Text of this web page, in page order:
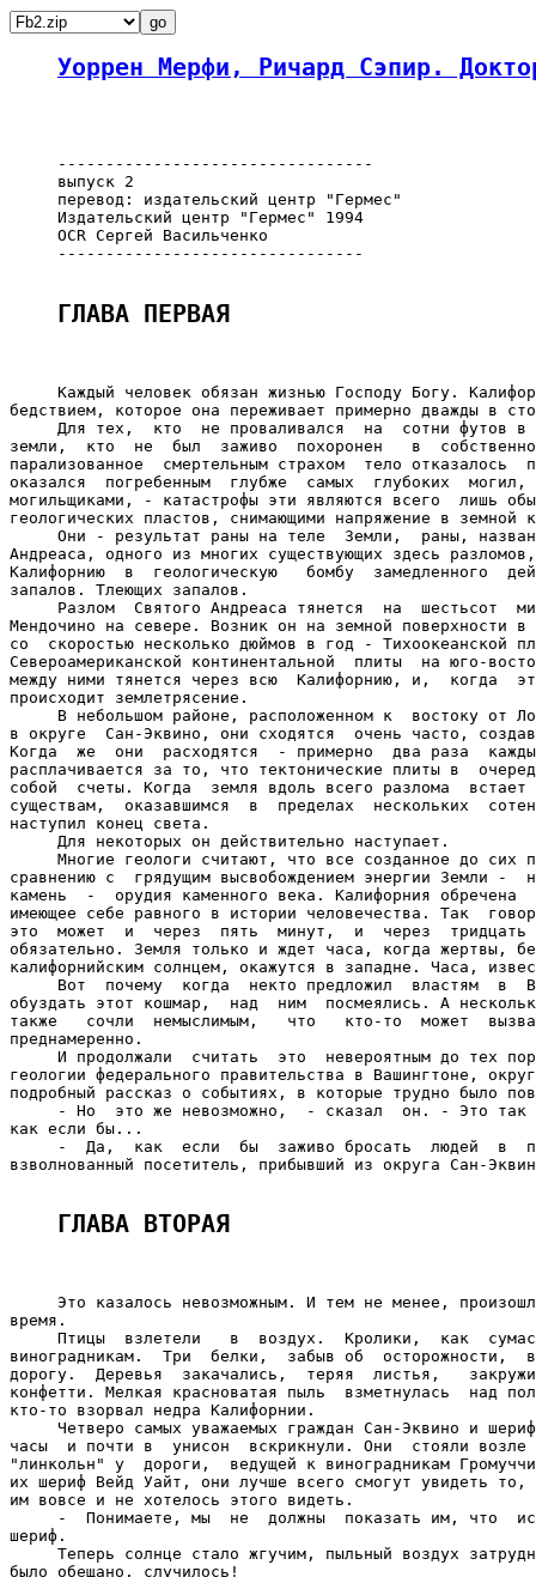
Уоррен Мерфи, Ричард Сэпир.
     ---------------------------------
     выпуск 2
     перевод: издательский центр "Гермес"
     Издательский центр "Гермес" 1994
     OCR Сергей Васильченко
     --------------------------------
ГЛАВА ПЕРВАЯ
Каждый человек обязан жизнью Господу Богу.
бедствием, которое она переживает примерно дважды в
Для тех,  кто  не проваливался  на  сотни футов в
земли,  кто  не  был  заживо  похоронен   в
парализованное  смертельным страхом  тело отказалось
оказался  погребенным  глубже  самых  глубоких
могильщиками, - катастрофы эти являются всего  лишь
геологических пластов, снимающими напряжение в земной
Они - результат раны на теле  Земли,  раны,
Андреаса, одного из многих существующих здесь
Калифорнию  в  геологическую   бомбу  замедленного
запалов. Тлеющих запалов.
Разлом  Святого Андреаса тянется  на  шестьсот
Мендочино на севере. Возник он на земной поверхности в
со  скоростью несколько дюймов в год - Тихоокеанской
Североамериканской континентальной  плиты  на юго-
между ними тянется через всю  Калифорнию, и,  когда
происходит землетрясение.
В небольшом районе, расположенном к  востоку от
в округе  Сан-Эквино, они сходятся  очень часто,
Когда  же  они  расходятся  - примерно  два раза
расплачивается за то, что тектонические плиты в
собой  счеты. Когда  земля вдоль всего разлома  встает
существам,  оказавшимся  в  пределах  нескольких
наступил конец света.
     Для некоторых он действительно наступает.
Многие геологи считают, что все созданное до сих
сравнению с  грядущим высвобождением энергии Земли -
камень  -  орудия каменного века. Калифорния обречена
имеющее себе равного в истории человечества. Так
это  может  и  через  пять  минут,  и  через  тридцать
обязательно. Земля только и ждет часа, когда жертвы,
калифорнийским солнцем, окажутся в западне. Часа,
Вот  почему  когда  некто предложил  властям  в
обуздать этот кошмар,  над  ним  посмеялись. А
также   сочли  немыслимым,   что   кто-то  может
преднамеренно.
И продолжали  считать  это  невероятным до тех
геологии федерального правительства в Вашингтоне,
подробный рассказ о событиях, в которые трудно было
- Но  это же невозможно,  - сказал  он. - Это так
как если бы...
-  Да,  как  если  бы  заживо бросать  людей  в
взволнованный посетитель, прибывший из округа Сан-
ГЛАВА ВТОРАЯ